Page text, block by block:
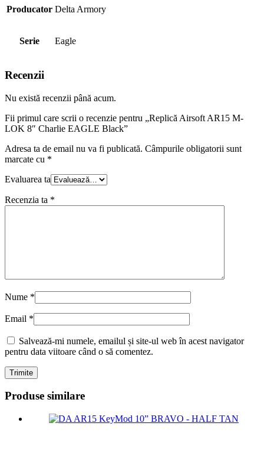
Producator Delta Armory
Serie Eagle
Recenzii
Nu există recenzii până acum.
Fii primul care scrii o recenzie pentru „Replică Airsoft AR15 M-
LOK 8″ Charlie EAGLE Black”
Adresa ta de email nu va fi publicată. Câmpurile obligatorii sunt
marcate cu *
Evaluarea ta
Recenzia ta *
Nume *
Email *
Salvează-mi numele, emailul și site-ul web în acest navigator
pentru data viitoare când o să comentez.
Produse similare